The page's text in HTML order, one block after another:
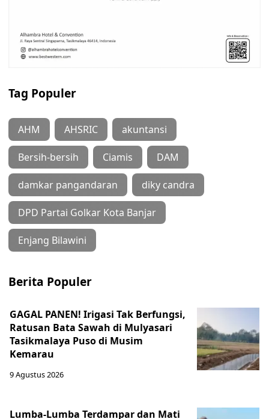
Tag Populer
AHM AHSRIC akuntansi
Bersih-bersih Ciamis DAM
damkar pangandaran diky candra
DPD Partai Golkar Kota Banjar
Enjang Bilawini
Berita Populer
GAGAL PANEN! Irigasi Tak Berfungsi,
Ratusan Bata Sawah di Mulyasari
Tasikmalaya Puso di Musim
Kemarau
9 Agustus 2026
Lumba-Lumba Terdampar dan Mati